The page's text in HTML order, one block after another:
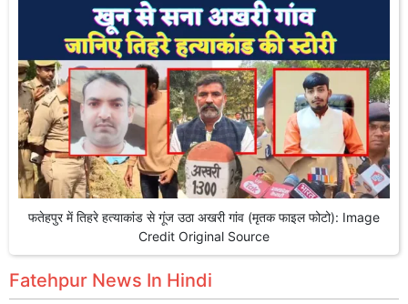
फतेहपुर में तिहरे हत्याकांड से गूंज उठा अखरी गांव (मृतक फाइल फोटो): Image
Credit Original Source
Fatehpur News In Hindi